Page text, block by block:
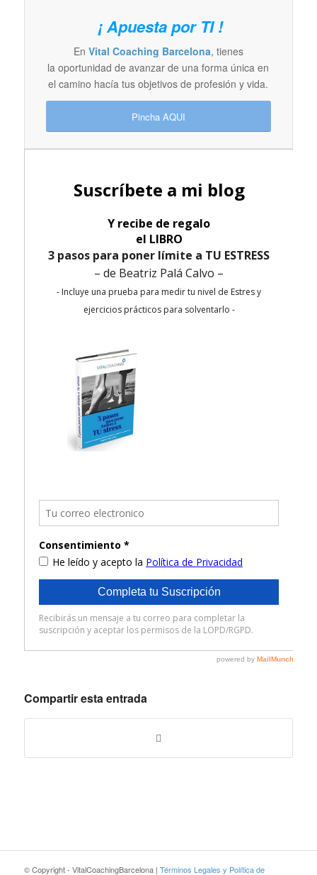
¡ Apuesta por TI !
En Vital Coaching Barcelona, tienes
la oportunidad de avanzar de una forma única en
el camino hacía tus objetivos de profesión y vida.
Pincha AQUI
Compartir esta entrada
© Copyright - VitalCoachingBarcelona | Términos Legales y Política de